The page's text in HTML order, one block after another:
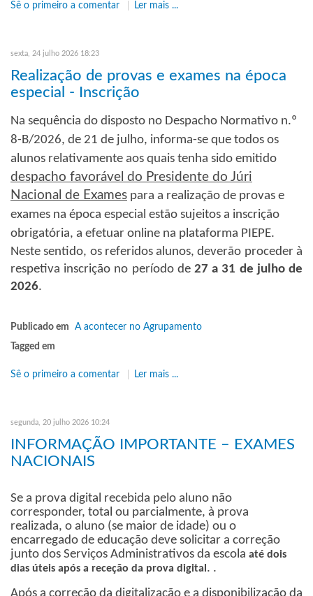
Sê o primeiro a comentar Ler mais ...
sexta, 24 julho 2026 18:23
Realização de provas e exames na época
especial - Inscrição
Na sequência do disposto no Despacho Normativo n.º
8-B/2026, de 21 de julho, informa-se que todos os
alunos relativamente aos quais tenha sido emitido
despacho favorável do Presidente do Júri
Nacional de Exames para a realização de provas e
exames na época especial estão sujeitos a inscrição
obrigatória, a efetuar online na plataforma PIEPE.
Neste sentido, os referidos alunos, deverão proceder à
respetiva inscrição no período de 27 a 31 de julho de
2026.
Publicado em
A acontecer no Agrupamento
Tagged em
Sê o primeiro a comentar Ler mais ...
segunda, 20 julho 2026 10:24
INFORMAÇÃO IMPORTANTE – EXAMES
NACIONAIS
Se a prova digital recebida pelo aluno não
corresponder, total ou parcialmente, à prova
realizada, o aluno (se maior de idade) ou o
encarregado de educação deve solicitar a correção
junto dos Serviços Administrativos da escola até dois
dias úteis após a receção da prova digital . .
Após a correção da digitalização e a disponibilização da